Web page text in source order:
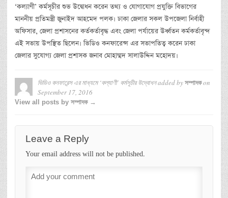
‘কল্যাণী’ কর্মসূচীর শুভ উদ্বোধন করেন তথ্য ও যোগাযোগ প্রযুক্তি বিভাগের
মাননীয় প্রতিমন্ত্রী জুনাইদ আহমেদ পলক। ঢাকা জেলার সকল উপজেলা নির্বাহী
অফিসার, জেলা প্রশাসনের কর্তকর্তাবৃদ্ধ এবং জেলা পর্যায়ের উর্ধ্বতন কর্মকর্তাবৃন্দ
এই সভায় উপস্থিত ছিলেন। ভিডিও কনফারেন্স এর সভাপতিত্ব করেন ঢাকা
জেলার সুযোগ্য জেলা প্রশাসক জনাব মোহাম্মদ সালাউদ্দিন মহোদয়।
ভিডিও কনফারেন্স এর মাধ্যমে ‘কল্যাণী’ কর্মসূচীর উদ্বোধনadded by সম্পাদকon
September 17, 2016
View all posts by সম্পাদক →
Leave a Reply
Your email address will not be published.